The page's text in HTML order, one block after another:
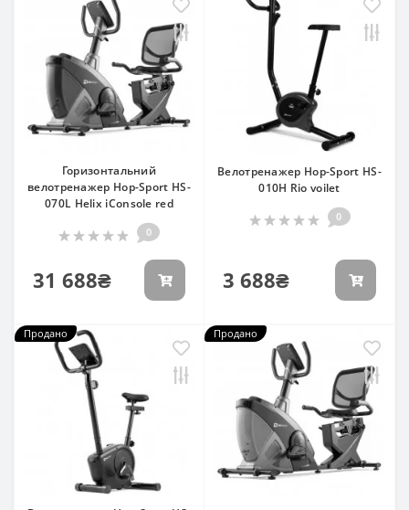
Горизонтальний
велотренажер Hop-Sport HS-
070L Helix iConsole red
0
31 688₴
Велотренажер Hop-Sport HS-
010H Rio voilet
0
3 688₴
Продано Продано